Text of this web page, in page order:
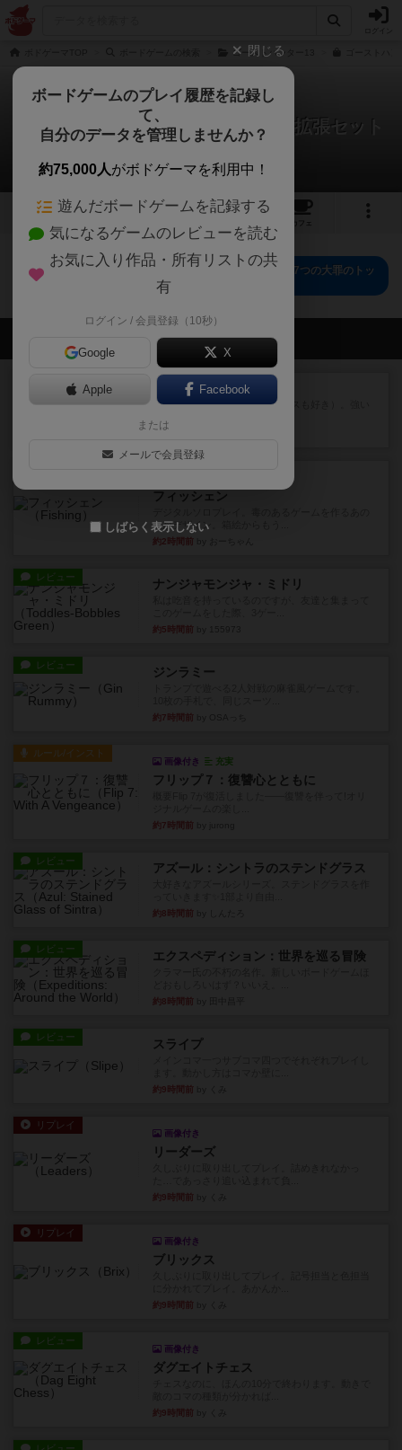
ゴーストハンター13
ゴーストハンター13タイルゲーム 拡張セット
第1弾 7つの大罪
0件の戦略やコツ
1
カフェ
ゴーストハンター13タイルゲーム 拡張セット第1弾 7つの大罪のトッ
会員の新しい投稿
レビュー マスクメン
マスクメンすごい好き（プロレスも好き）。強い
17分前
フィッシェン
人がデザイン。箱絵からもう...
約2時間前
レビュー ナンジャモンジャ・ミドリ
約5時間前
レビュー ジンラミー
約7時間前
ルール/インスト
画像付き 充実
フリップ７：復讐心とともに
約7時間前
レビュー アズール：シントラのステンドグラス
約8時間前
レビュー エクスペディション：世界を巡る冒険
約8時間前
レビュー スライプ
約9時間前
リプレイ
画像付き
リーダーズ
約9時間前
リプレイ
画像付き
ブリックス
約9時間前
レビュー
画像付き
ダグエイトチェス
約9時間前
閉じる
ボードゲームのプレイ履歴を記録し
て、
自分のデータを管理しませんか？
約75,000人がボドゲーマを利用中！
遊んだボードゲームを記録する
気になるゲームのレビューを読む
お気に入り作品・所有リストの共
有
ログイン / 会員登録（10秒）
Google X
Apple Facebook
または
メールで会員登録
しばらく表示しない